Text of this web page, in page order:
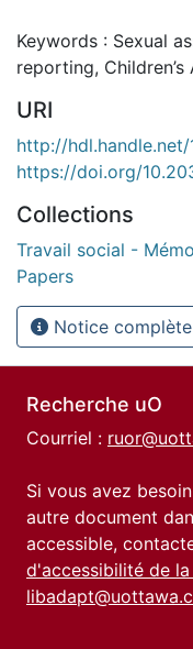
Keywords : Sexual
reporting,
URI
http://
https://doi.org/
Collections
Travail social -
Papers
Notice complète
Recherche uO
Courriel :
Si vous avez
autre document
accessible,
d'accessibilité de